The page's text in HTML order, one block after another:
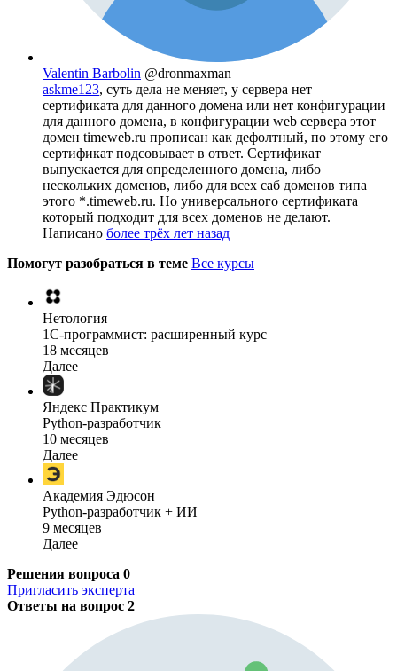
Valentin Barbolin @dronmaxman
askme123, суть дела не меняет, у сервера нет
сертификата для данного домена или нет конфигурации
для данного домена, в конфигурации web сервера этот
домен timeweb.ru прописан как дефолтный, по этому его
сертификат подсовывает в ответ. Сертификат
выпускается для определенного домена, либо
нескольких доменов, либо для всех саб доменов типа
этого *.timeweb.ru. Но универсального сертификата
который подходит для всех доменов не делают.
Написано более трёх лет назад
Помогут разобраться в теме Все курсы
Нетология
1C-программист: расширенный курс
18 месяцев
Далее
Яндекс Практикум
Python-разработчик
10 месяцев
Далее
Академия Эдюсон
Python-разработчик + ИИ
9 месяцев
Далее
Решения вопроса 0
Пригласить эксперта
Ответы на вопрос 2